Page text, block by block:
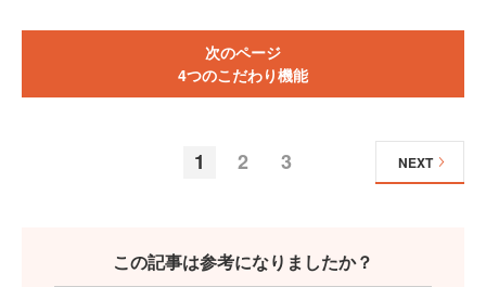
次のページ
4つのこだわり機能
1 2 3 NEXT
この記事は参考になりましたか？